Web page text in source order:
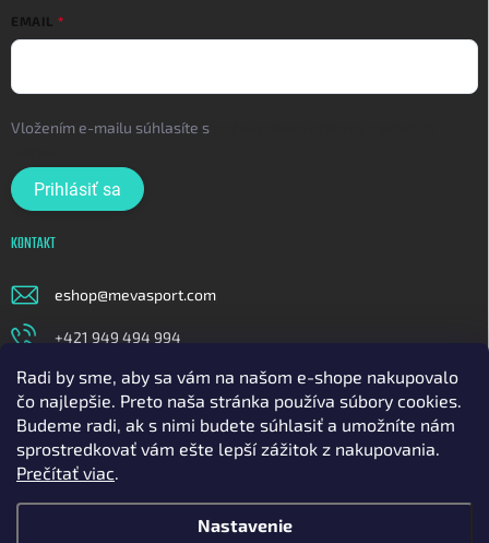
Radi by sme, aby sa vám na našom e-shope nakupovalo
čo najlepšie. Preto naša stránka používa súbory cookies.
Budeme radi, ak s nimi budete súhlasiť a umožníte nám
sprostredkovať vám ešte lepší zážitok z nakupovania.
Prečítať viac.
Nastavenie
EMAIL
Vložením e-mailu súhlasíte s
Prihlásiť sa
KONTAKT
eshop@mevasport.com
+421 949 494 994
https://www.facebook.com/mevasportofficial
meva_sport
https://www.youtube.com/@mavasport